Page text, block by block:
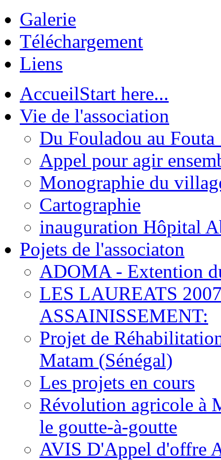
Galerie
Téléchargement
Liens
AccueilStart here...
Vie de l'association
Du Fouladou au
Appel pour agir
Monographie du
Cartographie
inauguration Hôpital
Pojets de l'associaton
ADOMA - Extention
LES LAUREATS
ASSAINISSEMENT:
Projet de
Matam (Sénégal)
Les projets en cours
Révolution agricole à
le goutte-à-goutte
AVIS D'Appel d'offre